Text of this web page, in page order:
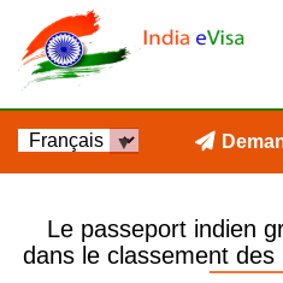
Le passeport indien
dans le classement